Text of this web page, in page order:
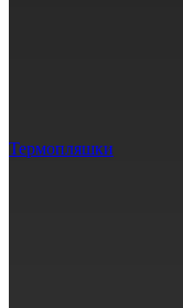
Термопляшки